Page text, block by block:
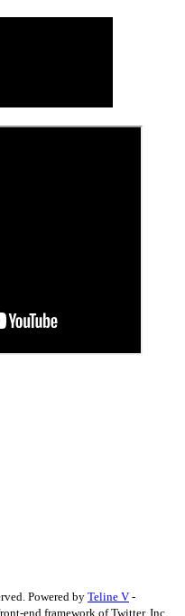
Powered by Teline V -
end framework of Twitter, Inc.